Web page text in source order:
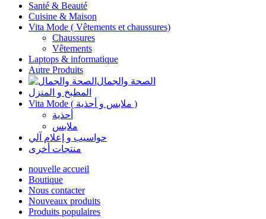
Santé & Beauté
Cuisine & Maison
Vita Mode ( Vêtements et chaussures)
Chaussures
Vêtements
Laptops & informatique
Autre Produits
الصحة والجمال
المطبخ و المنزل
Vita Mode ( ملابس و أحذية )
أحذية
ملابس
حواسيب و إعلام آلي
منتجات أخرى
nouvelle accueil
Boutique
Nous contacter
Nouveaux produits
Produits populaires